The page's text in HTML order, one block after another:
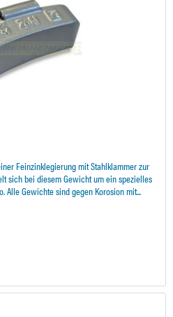
Feinzinklegierung mit Stahlklammer zur
sich bei diesem Gewicht um ein spezielles
Alle Gewichte sind gegen Korosion mit...